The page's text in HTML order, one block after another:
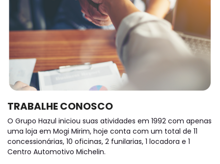
TRABALHE CONOSCO
O Grupo Hazul iniciou suas atividades em 1992 com apenas
uma loja em Mogi Mirim, hoje conta com um total de 11
concessionárias, 10 oficinas, 2 funilarias, 1 locadora e 1
Centro Automotivo Michelin.